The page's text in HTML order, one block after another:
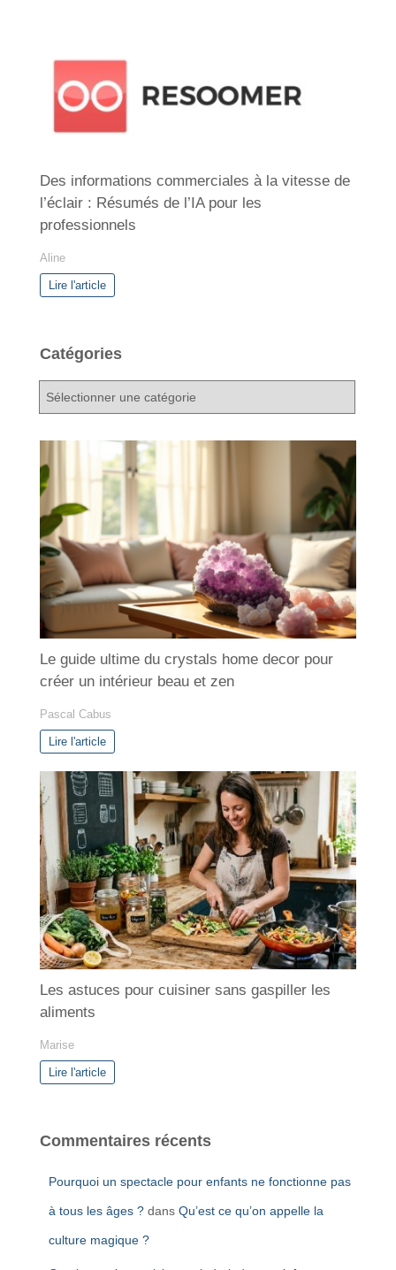
Des informations commerciales à la vitesse de
l’éclair : Résumés de l’IA pour les
professionnels
Aline
Lire l'article
Catégories
C
t
o
e
s
Le guide ultime du crystals home decor pour
créer un intérieur beau et zen
Pascal Cabus
Lire l'article
Les astuces pour cuisiner sans gaspiller les
aliments
Marise
Lire l'article
Commentaires récents
Pourquoi un spectacle pour enfants ne fonctionne pas
à tous les âges ? dans Qu’est ce qu’on appelle la
culture magique ?